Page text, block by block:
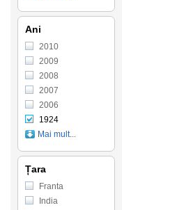
Ani
2010
2009
2008
2007
2006
1924
Mai mult...
Țara
Franta
India